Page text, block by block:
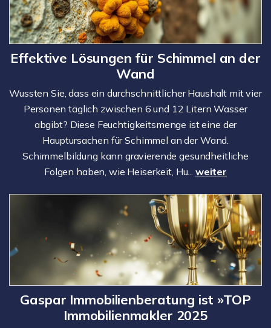
Effektive Lösungen für Schimmel an der
Wand
Wussten Sie, dass ein durchschnittlicher Haushalt mit vier
Personen täglich zwischen 6 und 12 Litern Wasser
abgibt? Diese Feuchtigkeitsmenge ist eine der
Hauptursachen für Schimmel an der Wand.
Schimmelbildung kann gravierende gesundheitliche
Folgen haben, wie Heiserkeit, Hu... weiter
Gaspar Immobilienberatung ist »TOP
Immobilienmakler 2025